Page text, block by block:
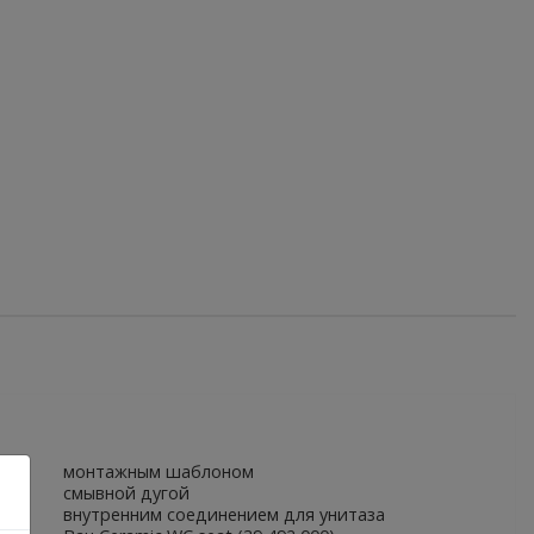
монтажным шаблоном
смывной дугой
внутренним соединением для унитаза